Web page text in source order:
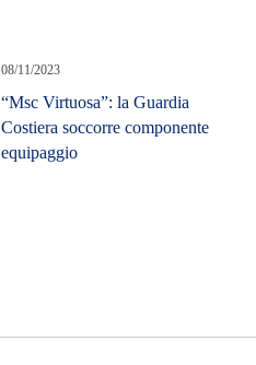
08/11/2023
“Msc Virtuosa”: la Guardia
Costiera soccorre componente
equipaggio